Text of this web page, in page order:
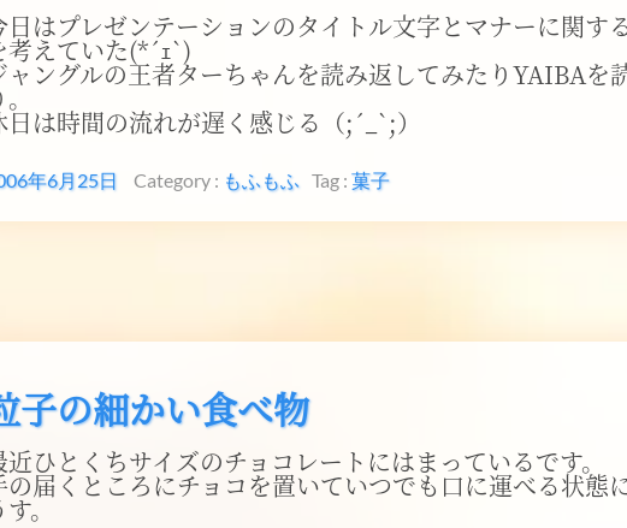
日はプレゼンテーションのタイトル文字とマナーに関す
考えていた(*´ｪ`)
ャングルの王者ターちゃんを読み返してみたりYAIBAを
日は時間の流れが遅く感じる（;´_`;）
年6月25日 Category : もふもふ Tag : 菓子
子の細かい食べ物
近ひとくちサイズのチョコレートにはまっているです。
の届くところにチョコを置いていつでも口に運べる状態
す。